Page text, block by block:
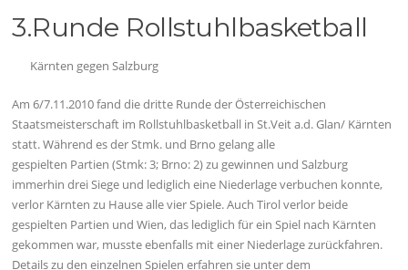
3.Runde Rollstuhlbasketball
Kärnten gegen Salzburg
Am 6/7.11.2010 fand die dritte Runde der Österreichischen
Staatsmeisterschaft im Rollstuhlbasketball in St.Veit a.d. Glan/ Kärnten
statt. Während es der Stmk. und Brno gelang alle
gespielten Partien (Stmk: 3; Brno: 2) zu gewinnen und Salzburg
immerhin drei Siege und lediglich eine Niederlage verbuchen konnte,
verlor Kärnten zu Hause alle vier Spiele. Auch Tirol verlor beide
gespielten Partien und Wien, das lediglich für ein Spiel nach Kärnten
gekommen war, musste ebenfalls mit einer Niederlage zurückfahren.
Details zu den einzelnen Spielen erfahren sie unter dem